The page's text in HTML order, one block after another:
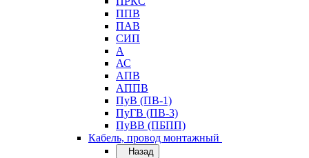
ППВ
ПАВ
СИП
А
АС
АПВ
АППВ
ПуВ (ПВ-1)
ПуГВ (ПВ-3)
ПуВВ (ПБПП)
Кабель, провод монтажный
Назад